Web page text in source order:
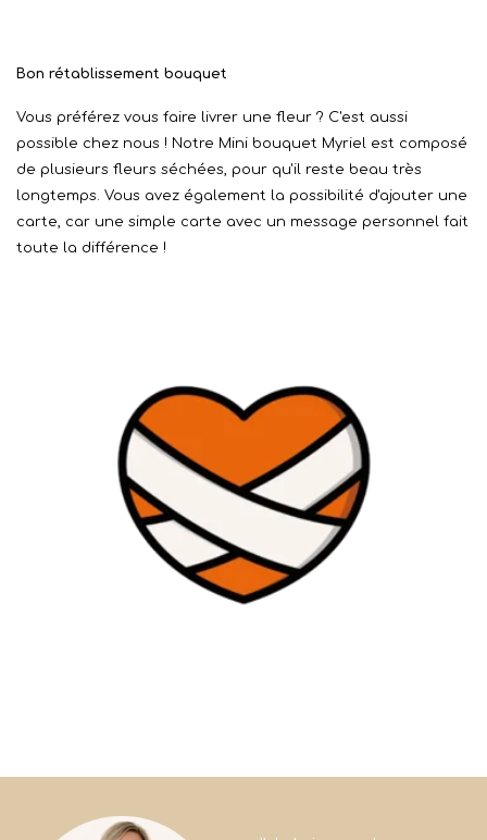
Bon rétablissement bouquet
Vous préférez vous faire livrer une fleur ? C'est aussi
possible chez nous ! Notre Mini bouquet Myriel est composé
de plusieurs fleurs séchées, pour qu'il reste beau très
longtemps. Vous avez également la possibilité d'ajouter une
carte, car une simple carte avec un message personnel fait
toute la différence !